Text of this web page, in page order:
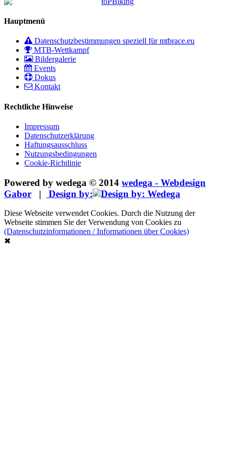
Hauptmenü
Datenschutzbestimmungen speziell für mtbrace.eu
MTB-Wettkampf
Bildergalerie
Events
Dokus
Kontakt
Rechtliche Hinweise
Impressum
Datenschutzerklärung
Haftungsausschluss
Nutzungsbedingungen
Cookie-Richtlinie
Powered by wedega © 2014 wedega - Webdesign
Gabor | Design by:
Diese Webseite verwendet Cookies. Durch die Nutzung der
Webseite stimmen Sie der Verwendung von Cookies zu
(Datenschutzinformationen / Informationen über Cookies)
✖